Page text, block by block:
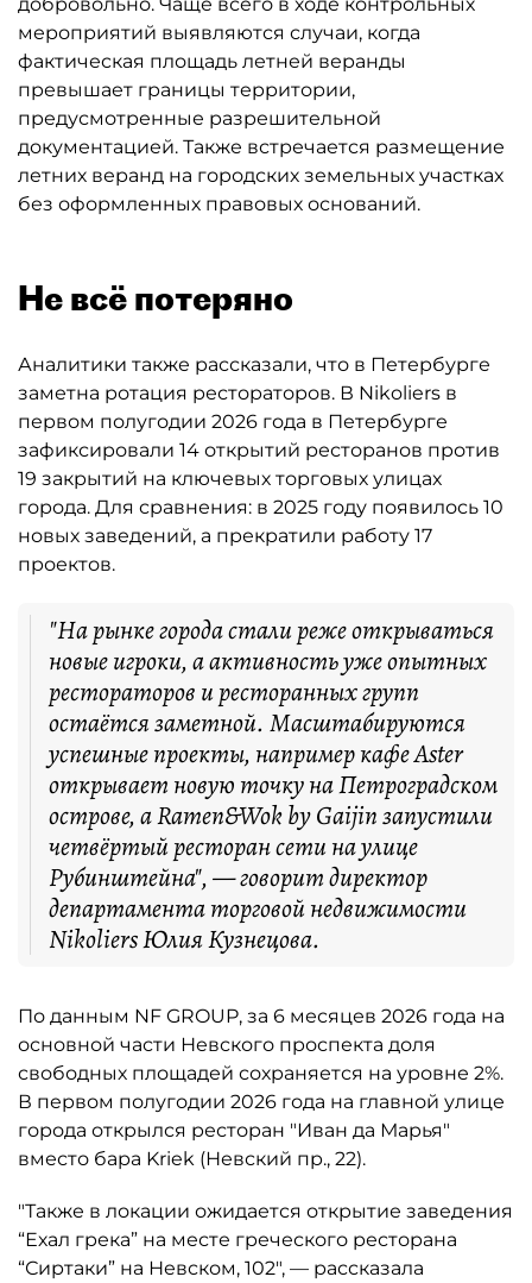
мероприятий выявляются случаи, когда
фактическая площадь летней веранды
превышает границы территории,
предусмотренные разрешительной
документацией. Также встречается размещение
летних веранд на городских земельных участках
без оформленных правовых оснований.
Не всё потеряно
Аналитики также рассказали, что в Петербурге
заметна ротация рестораторов. В Nikoliers в
первом полугодии 2026 года в Петербурге
зафиксировали 14 открытий ресторанов против
19 закрытий на ключевых торговых улицах
города. Для сравнения: в 2025 году появилось 10
новых заведений, а прекратили работу 17
проектов.
"На рынке города стали реже открываться
новые игроки, а активность уже опытных
рестораторов и ресторанных групп
остаётся заметной. Масштабируются
успешные проекты, например кафе Aster
открывает новую точку на Петроградском
острове, а Ramen&Wok by Gaijin запустили
четвёртый ресторан сети на улице
Рубинштейна", — говорит директор
департамента торговой недвижимости
Nikoliers Юлия Кузнецова.
По данным NF GROUP, за 6 месяцев 2026 года на
основной части Невского проспекта доля
свободных площадей сохраняется на уровне 2%.
В первом полугодии 2026 года на главной улице
города открылся ресторан "Иван да Марья"
вместо бара Kriek (Невский пр., 22).
"Также в локации ожидается открытие заведения
“Ехал грека” на месте греческого ресторана
“Сиртаки” на Невском, 102", — рассказала